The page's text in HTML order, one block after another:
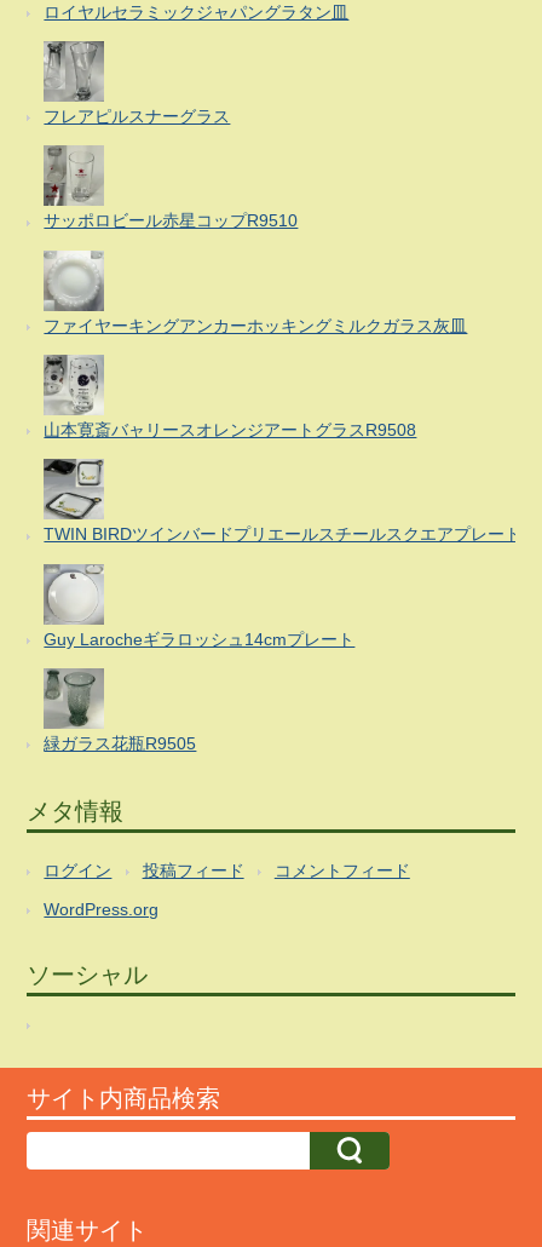
ロイヤルセラミックジャパングラタン皿
フレアピルスナーグラス
サッポロビール赤星コップR9510
ファイヤーキングアンカーホッキングミルクガラス灰皿
山本寛斎バャリースオレンジアートグラスR9508
TWIN BIRDツインバードプリエールスチールスクエアプレート
Guy Larocheギラロッシュ14cmプレート
緑ガラス花瓶R9505
メタ情報
ログイン 投稿フィード コメントフィード
WordPress.org
ソーシャル
サイト内商品検索
関連サイト